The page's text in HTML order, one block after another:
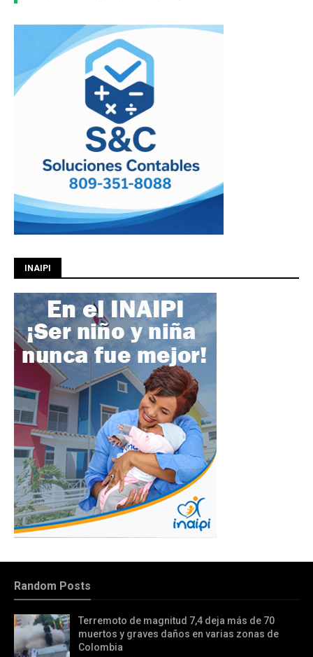
INAIPI
Random Posts
Terremoto de magnitud 7,4 deja más de 70
muertos y graves daños en varias zonas de
Colombia